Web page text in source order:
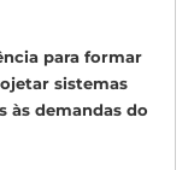
para formar
sistemas
às demandas do